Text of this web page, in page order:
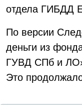
отдела ГИБДД
По версии
деньги из
ГУВД СПб и ЛО»
Это